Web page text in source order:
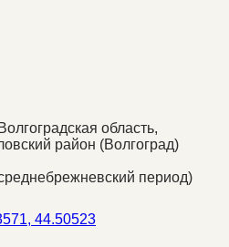
область,
район (Волгоград)
период)
44.50523